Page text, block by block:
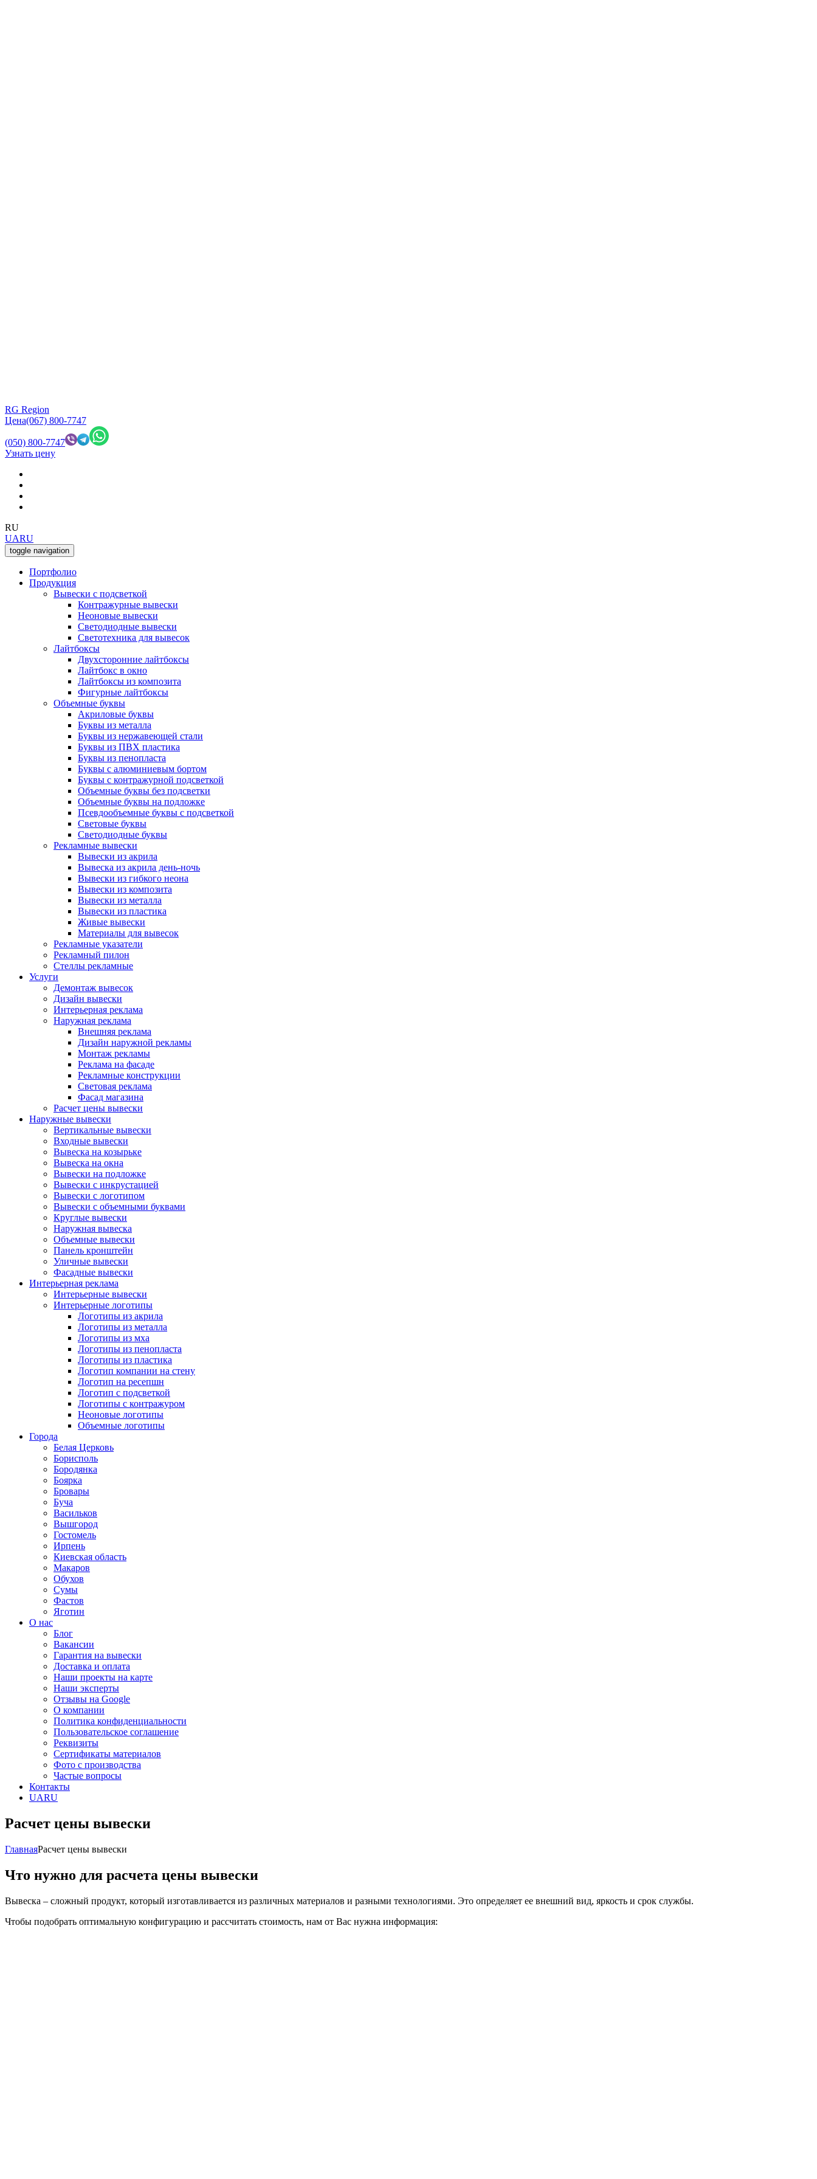
RG Region
Цена(067) 800-7747
(050) 800-7747
Узнать цену
RU
UARU
toggle navigation
Портфолио
Продукция
Вывески с подсветкой
Контражурные вывески
Неоновые вывески
Светодиодные вывески
Светотехника для вывесок
Лайтбоксы
Двухсторонние лайтбоксы
Лайтбокс в окно
Лайтбоксы из композита
Фигурные лайтбоксы
Объемные буквы
Акриловые буквы
Буквы из металла
Буквы из нержавеющей стали
Буквы из ПВХ пластика
Буквы из пенопласта
Буквы с алюминиевым бортом
Буквы с контражурной подсветкой
Объемные буквы без подсветки
Объемные буквы на подложке
Псевдообъемные буквы с подсветкой
Световые буквы
Светодиодные буквы
Рекламные вывески
Вывески из акрила
Вывеска из акрила день-ночь
Вывески из гибкого неона
Вывески из композита
Вывески из металла
Вывески из пластика
Живые вывески
Материалы для вывесок
Рекламные указатели
Рекламный пилон
Стеллы рекламные
Услуги
Демонтаж вывесок
Дизайн вывески
Интерьерная реклама
Наружная реклама
Внешняя реклама
Дизайн наружной рекламы
Монтаж рекламы
Реклама на фасаде
Рекламные конструкции
Световая реклама
Фасад магазина
Расчет цены вывески
Наружные вывески
Вертикальные вывески
Входные вывески
Вывеска на козырьке
Вывеска на окна
Вывески на подложке
Вывески с инкрустацией
Вывески с логотипом
Вывески с объемными буквами
Круглые вывески
Наружная вывеска
Объемные вывески
Панель кронштейн
Уличные вывески
Фасадные вывески
Интерьерная реклама
Интерьерные вывески
Интерьерные логотипы
Логотипы из акрила
Логотипы из металла
Логотипы из мха
Логотипы из пенопласта
Логотипы из пластика
Логотип компании на стену
Логотип на ресепшн
Логотип с подсветкой
Логотипы с контражуром
Неоновые логотипы
Объемные логотипы
Города
Белая Церковь
Борисполь
Бородянка
Боярка
Бровары
Буча
Васильков
Вышгород
Гостомель
Ирпень
Киевская область
Макаров
Обухов
Сумы
Фастов
Яготин
О нас
Блог
Вакансии
Гарантия на вывески
Доставка и оплата
Наши проекты на карте
Наши эксперты
Отзывы на Google
О компании
Политика конфиденциальности
Пользовательское соглашение
Реквизиты
Сертификаты материалов
Фото с производства
Частые вопросы
Контакты
UARU
Расчет цены вывески
ГлавнаяРасчет цены вывески
Что нужно для расчета цены вывески
Вывеска – сложный продукт, который изготавливается из различных материалов и разными технологиями. Это определяет ее внешний вид, яркость и срок службы.
Чтобы подобрать оптимальную конфигурацию и рассчитать стоимость, нам от Вас нужна информация: